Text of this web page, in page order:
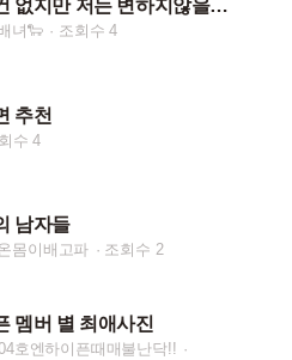
영원한건 없지만 저는 변하지않을거예요
녀🐑 조회수 4
추천
수 4
남자들
몸이배고파 조회수 2
멤버 별 최애사진
호엔하이픈때매불난닥!!